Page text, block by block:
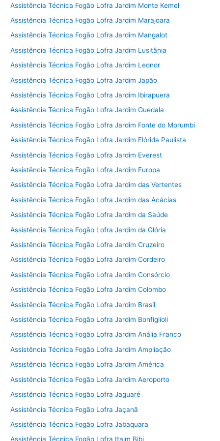
Assistência Técnica Fogão Lofra Jardim Monte Kemel
Assistência Técnica Fogão Lofra Jardim Marajoara
Assistência Técnica Fogão Lofra Jardim Mangalot
Assistência Técnica Fogão Lofra Jardim Lusitânia
Assistência Técnica Fogão Lofra Jardim Leonor
Assistência Técnica Fogão Lofra Jardim Japão
Assistência Técnica Fogão Lofra Jardim Ibirapuera
Assistência Técnica Fogão Lofra Jardim Guedala
Assistência Técnica Fogão Lofra Jardim Fonte do Morumbi
Assistência Técnica Fogão Lofra Jardim Flórida Paulista
Assistência Técnica Fogão Lofra Jardim Everest
Assistência Técnica Fogão Lofra Jardim Europa
Assistência Técnica Fogão Lofra Jardim das Vertentes
Assistência Técnica Fogão Lofra Jardim das Acácias
Assistência Técnica Fogão Lofra Jardim da Saúde
Assistência Técnica Fogão Lofra Jardim da Glória
Assistência Técnica Fogão Lofra Jardim Cruzeiro
Assistência Técnica Fogão Lofra Jardim Cordeiro
Assistência Técnica Fogão Lofra Jardim Consórcio
Assistência Técnica Fogão Lofra Jardim Colombo
Assistência Técnica Fogão Lofra Jardim Brasil
Assistência Técnica Fogão Lofra Jardim Bonfiglioli
Assistência Técnica Fogão Lofra Jardim Anália Franco
Assistência Técnica Fogão Lofra Jardim Ampliação
Assistência Técnica Fogão Lofra Jardim América
Assistência Técnica Fogão Lofra Jardim Aeroporto
Assistência Técnica Fogão Lofra Jaguaré
Assistência Técnica Fogão Lofra Jaçanã
Assistência Técnica Fogão Lofra Jabaquara
Assistência Técnica Fogão Lofra Itaim Bibi